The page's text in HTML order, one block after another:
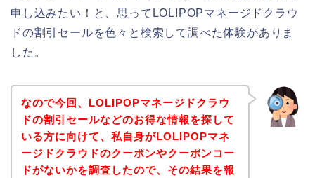
申し込みたい！と、思ってLOLIPOPマネージドクラウ
ドの割引セールを色々と検索して調べた体験がありま
した。
なので今回、LOLIPOPマネージドクラウ
ドの割引セールなどのお得な情報を探して
いる方に向けて、私自身がLOLIPOPマネ
ージドクラウドのクーポンやクーポンコー
ドがないかを調査したので、その結果を報